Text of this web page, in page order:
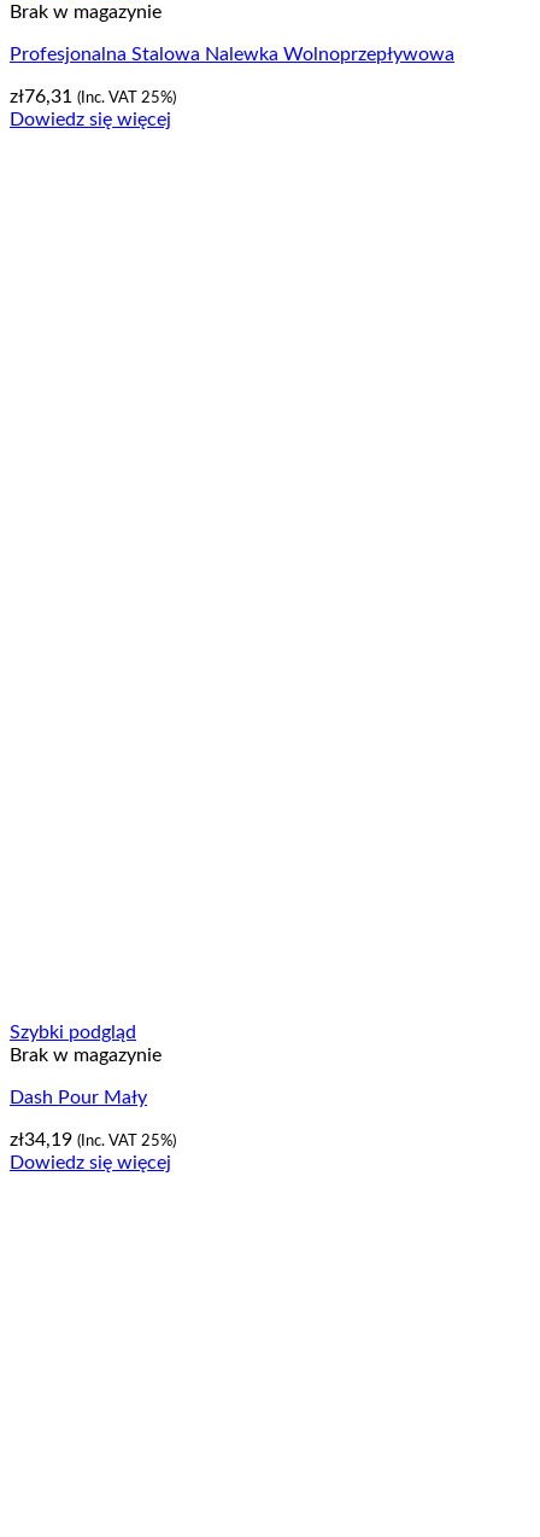
Brak w magazynie
Profesjonalna Stalowa Nalewka Wolnoprzepływowa
zł76,31 (Inc. VAT 25%)
Dowiedz się więcej
Szybki podgląd
Brak w magazynie
Dash Pour Mały
zł34,19 (Inc. VAT 25%)
Dowiedz się więcej